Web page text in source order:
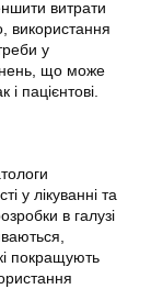
витрати
використання
у
що може
пацієнтові.
у лікуванні та
в галузі
покращують